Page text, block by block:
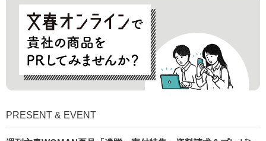
PRESENT & EVENT